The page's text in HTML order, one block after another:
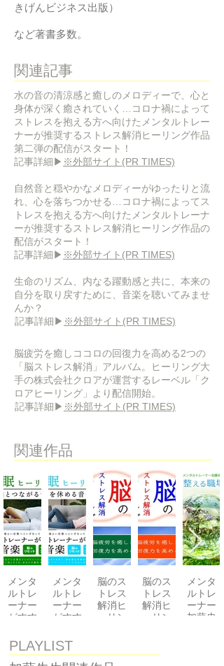
きげんビジネス出版）
など著書多数。
​関連記事
水の音の清涼感と癒しのメロディーで、心と
身体が深く癒されていく…コロナ禍によって
ストレスを抱える方へ向けたメンタルトレー
ナーが推奨するストレス解消ヒーリング作品
第二弾の配信がスタート！
​記事詳細▶ ※外部サイト(PR TIMES)
自然音と穏やかなメロディーがゆったりと流
れ、心を落ちつかせる…コロナ禍によってス
トレスを抱える方へ向けたメンタルトレーナ
ーが推奨するストレス解消ヒーリング作品の
配信がスタート！
​記事詳細▶ ※外部サイト(PR TIMES)
生命のリズム、内なる躍動感と共に、本来の
自分を取り戻すために、音楽を聴いてみませ
んか？
​記事詳細▶ ※外部サイト(PR TIMES)
脳疲労を癒しココロの回復力を高める2つの
「脳ストレス解消」アルバム。ヒーリング大
手の株式会社クロアが運営するレーベル「ク
ロアヒーリング」より配信開始。
​記事詳細▶ ※外部サイト(PR TIMES)
​関連作品
メンタ
ルトレ
ーナー
がすす
安解
消、安
メンタ
ルトレ
ーナー
がすす
安解
消、安
脳のス
トレス
解消ヒ
ーリン
脳疲労
脳のス
トレス
解消ヒ
ーリン
脳疲労
メンタ
ルトレ
ーナー
加藤史
PLAYLIST